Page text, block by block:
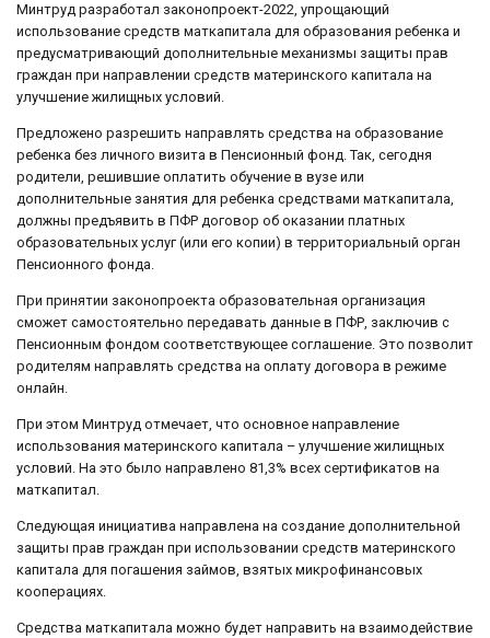
Минтруд разработал законопроект-2022, упрощающий
использование средств маткапитала для образования ребенка и
предусматривающий дополнительные механизмы защиты прав
граждан при направлении средств материнского капитала на
улучшение жилищных условий.
Предложено разрешить направлять средства на образование
ребенка без личного визита в Пенсионный фонд. Так, сегодня
родители, решившие оплатить обучение в вузе или
дополнительные занятия для ребенка средствами маткапитала,
должны предъявить в ПФР договор об оказании платных
образовательных услуг (или его копии) в территориальный орган
Пенсионного фонда.
При принятии законопроекта образовательная организация
сможет самостоятельно передавать данные в ПФР, заключив с
Пенсионным фондом соответствующее соглашение. Это позволит
родителям направлять средства на оплату договора в режиме
онлайн.
При этом Минтруд отмечает, что основное направление
использования материнского капитала – улучшение жилищных
условий. На это было направлено 81,3% всех сертификатов на
маткапитал.
Следующая инициатива направлена на создание дополнительной
защиты прав граждан при использовании средств материнского
капитала для погашения займов, взятых микрофинансовых
кооперациях.
Средства маткапитала можно будет направить на взаимодействие